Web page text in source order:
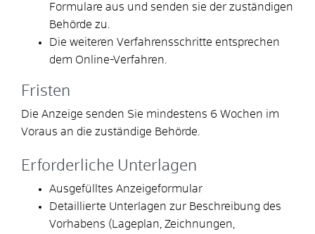
Formulare aus und senden sie der zuständigen
Behörde zu.
Die weiteren Verfahrensschritte entsprechen
dem Online-Verfahren.
Fristen
Die Anzeige senden Sie mindestens 6 Wochen im
Voraus an die zuständige Behörde.
Erforderliche Unterlagen
Ausgefülltes Anzeigeformular
Detaillierte Unterlagen zur Beschreibung des
Vorhabens (Lageplan, Zeichnungen,